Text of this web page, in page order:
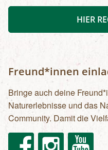
HIER
Freund*innen
Bringe auch deine
Naturerlebnisse und das
Community. Damit die
FacebookInstagram Youtube